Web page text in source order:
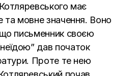
має
та мовне значення. Воно
письменник своєю
дав початок
Проте те нею